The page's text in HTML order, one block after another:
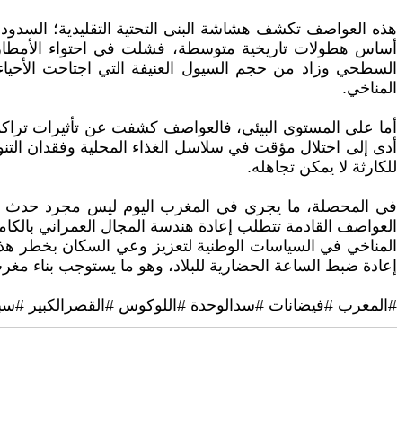
هذه العواصف تكشف هشاشة البنى التحتية التقليدية؛
أساس هطولات تاريخية متوسطة، فشلت في احتواء الأمطار
السطحي وزاد من حجم السيول العنيفة التي اجتاحت
المناخي.
أما على المستوى البيئي، فالعواصف كشفت عن تأثيرات
أدى إلى اختلال مؤقت في سلاسل الغذاء المحلية وفقدان
للكارثة لا يمكن تجاهله.
في المحصلة، ما يجري في المغرب اليوم ليس مجرد حدث
العواصف القادمة تتطلب إعادة هندسة المجال العمراني
إعادة ضبط الساعة الحضارية للبلاد، وهو ما يستوجب بناء
#المغرب #فيضانات #سدالوحدة #اللوكوس #القصرالكبير